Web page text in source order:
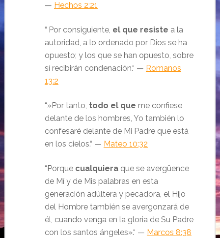
— Hechos 2:21
“ Por consiguiente, el que resiste a la
autoridad, a lo ordenado por Dios se ha
opuesto; y los que se han opuesto, sobre
sí recibirán condenación.“ — Romanos
13:2
“»Por tanto, todo el que me confiese
delante de los hombres, Yo también lo
confesaré delante de Mi Padre que está
en los cielos.“ — Mateo 10:32
“Porque cualquieraque se avergüence
de Mí y de Mis palabras en esta
generación adúltera y pecadora, el Hijo
del Hombre también se avergonzará de
él, cuando venga en la gloria de Su Padre
con los santos ángeles».“ — Marcos 8:38